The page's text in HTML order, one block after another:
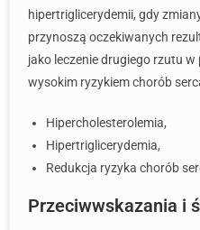
hipertriglicerydemii, gdy
przynoszą oczekiwanych
jako leczenie drugiego rzutu
wysokim ryzykiem chorób
Hipercholesterolemia,
Hipertriglicerydemia,
Redukcja ryzyka chorób
Przeciwwskazania i